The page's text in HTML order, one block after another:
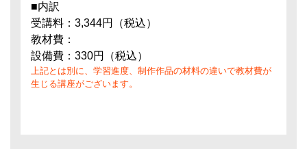
■内訳
受講料：3,344円（税込）
教材費：
設備費：330円（税込）
上記とは別に、学習進度、制作作品の材料の違いで教材費が
生じる講座がございます。